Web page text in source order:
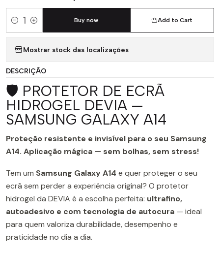
Quantity
Add to Cart
Buy now
Mostrar stock das localizações
DESCRIÇÃO
🛡️ PROTETOR DE ECRÃ
HIDROGEL DEVIA —
SAMSUNG GALAXY A14
Proteção resistente e invisível para o seu Samsung
A14. Aplicação mágica — sem bolhas, sem stress!
Tem um Samsung Galaxy A14 e quer proteger o seu
ecrã sem perder a experiência original? O protetor
hidrogel da DEVIA é a escolha perfeita: ultrafino,
autoadesivo e com tecnologia de autocura — ideal
para quem valoriza durabilidade, desempenho e
praticidade no dia a dia.